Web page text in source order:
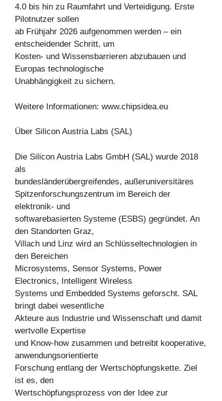
4.0 bis hin zu Raumfahrt und Verteidigung. Erste
Pilotnutzer sollen
ab Frühjahr 2026 aufgenommen werden – ein
entscheidender Schritt, um
Kosten- und Wissensbarrieren abzubauen und
Europas technologische
Unabhängigkeit zu sichern.
Weitere Informationen: www.chipsidea.eu
Über Silicon Austria Labs (SAL)
Die Silicon Austria Labs GmbH (SAL) wurde 2018
als
bundesländerübergreifendes, außeruniversitäres
Spitzenforschungszentrum im Bereich der
elektronik- und
softwarebasierten Systeme (ESBS) gegründet. An
den Standorten Graz,
Villach und Linz wird an Schlüsseltechnologien in
den Bereichen
Microsystems, Sensor Systems, Power
Electronics, Intelligent Wireless
Systems und Embedded Systems geforscht. SAL
bringt dabei wesentliche
Akteure aus Industrie und Wissenschaft und damit
wertvolle Expertise
und Know-how zusammen und betreibt kooperative,
anwendungsorientierte
Forschung entlang der Wertschöpfungskette. Ziel
ist es, den
Wertschöpfungsprozess von der Idee zur